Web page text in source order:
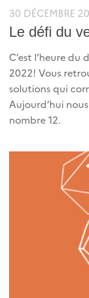
30 DÉCEMBRE
Le défi du
C’est l’heure du
2022! Vous
solutions qui
Aujourd’hui
nombre 12.